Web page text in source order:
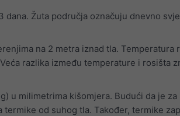
Žuta područja označuju dnevno
na 2 metra iznad tla.
razlika između temperature i rosišta
u milimetrima kišomjera. Budući da je
od suhog tla. Također, termike